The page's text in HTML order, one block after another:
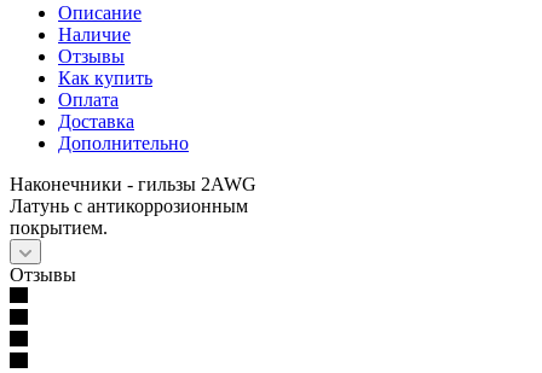
Описание
Наличие
Отзывы
Как купить
Оплата
Доставка
Дополнительно
Наконечники - гильзы 2AWG
Латунь с антикоррозионным
покрытием.
Отзывы